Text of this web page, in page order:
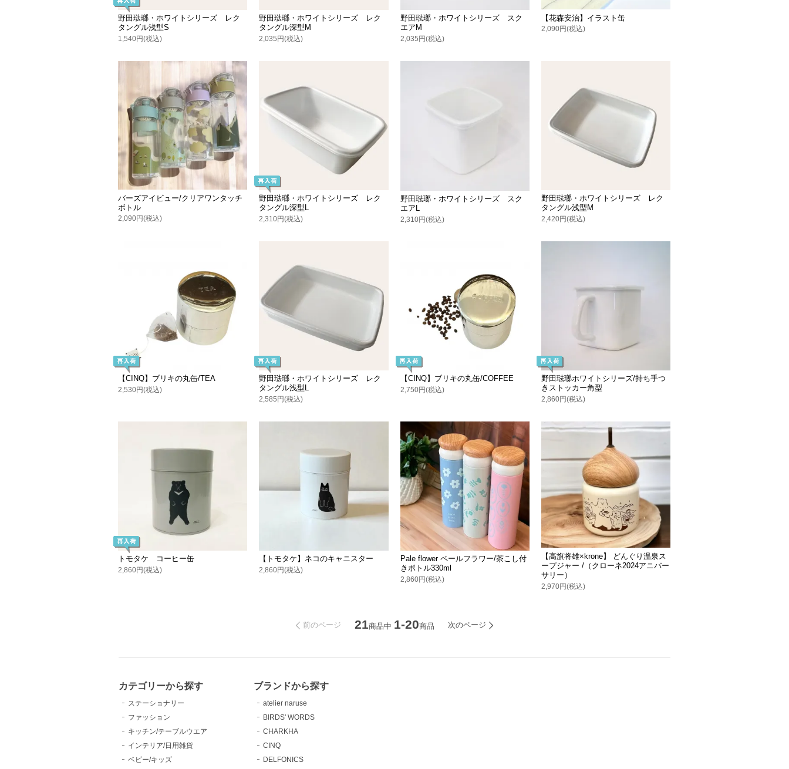
野田琺瑯・ホワイトシリーズ レク
タングル浅型S
1,540円(税込)
野田琺瑯・ホワイトシリーズ レク
タングル深型M
2,035円(税込)
野田琺瑯・ホワイトシリーズ スク
エアM
2,035円(税込)
【花森安治】イラスト缶
2,090円(税込)
バーズアイビュー/クリアワンタッチ
ボトル
2,090円(税込)
野田琺瑯・ホワイトシリーズ レク
タングル深型L
2,310円(税込)
野田琺瑯・ホワイトシリーズ スク
エアL
2,310円(税込)
野田琺瑯・ホワイトシリーズ レク
タングル浅型M
2,420円(税込)
【CINQ】ブリキの丸缶/TEA
2,530円(税込)
野田琺瑯・ホワイトシリーズ レク
タングル浅型L
2,585円(税込)
【CINQ】ブリキの丸缶/COFFEE
2,750円(税込)
野田琺瑯ホワイトシリーズ/持ち手つ
きストッカー角型
2,860円(税込)
トモタケ コーヒー缶
2,860円(税込)
【トモタケ】ネコのキャニスター
2,860円(税込)
Pale flower ペールフラワー/茶こし付
きボトル330ml
2,860円(税込)
【高旗将雄×krone】 どんぐり温泉ス
ープジャー /（クローネ2024アニバー
サリー）
2,970円(税込)
前のページ 21商品中 1-20商品 次のページ
カテゴリーから探す
ステーショナリー
ファッション
キッチン/テーブルウエア
インテリア/日用雑貨
ベビー/キッズ
ブランドから探す
atelier naruse
BIRDS' WORDS
CHARKHA
CINQ
DELFONICS